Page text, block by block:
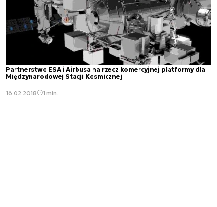
Partnerstwo ESA i Airbusa na rzecz komercyjnej platformy dla
Międzynarodowej Stacji Kosmicznej
16.02.2018 1 min.